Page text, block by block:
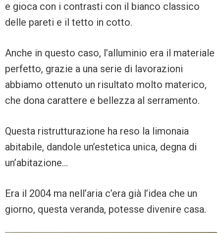
e gioca con i contrasti con il bianco classico
delle pareti e il tetto in cotto.
Anche in questo caso, l’alluminio era il materiale
perfetto, grazie a una serie di lavorazioni
abbiamo ottenuto un risultato molto materico,
che dona carattere e bellezza al serramento.
Questa ristrutturazione ha reso la limonaia
abitabile, dandole un’estetica unica, degna di
un’abitazione…
Era il 2004 ma nell’aria c’era già l’idea che un
giorno, questa veranda, potesse divenire casa.